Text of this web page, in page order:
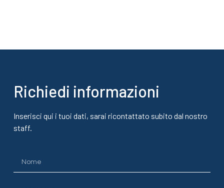
Richiedi informazioni
Inserisci qui i tuoi dati, sarai ricontattato subito dal nostro
staff.